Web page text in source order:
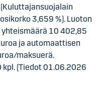
3,659 %). Luoton
10 402,85
ja automaattisen
maksuerä.
(Tiedot 01.06.2026